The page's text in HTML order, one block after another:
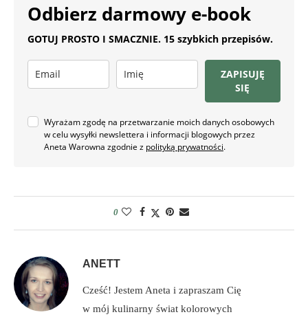
Odbierz darmowy e-book
GOTUJ PROSTO I SMACZNIE. 15 szybkich przepisów.
ZAPISUJĘ
SIĘ
Wyrażam zgodę na przetwarzanie moich danych osobowych
w celu wysyłki newslettera i informacji blogowych przez
Aneta Warowna zgodnie z polityką prywatności.
0
ANETT
Cześć! Jestem Aneta i zapraszam Cię
w mój kulinarny świat kolorowych